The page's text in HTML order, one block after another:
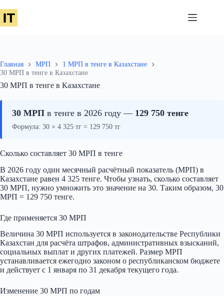
сути
Главная МРП
1 МРП в тенге в Казахстане
30 МРП в тенге в Казахстане
30 МРП в тенге в Казахстане
30 МРП в тенге в 2026 году — 129 750 тенге
Формула: 30 × 4 325 тг = 129 750 тг
Сколько составляет 30 МРП в тенге
В 2026 году один месячный расчётный показатель (МРП) в
Казахстане равен 4 325 тенге. Чтобы узнать, сколько составляет
30 МРП, нужно умножить это значение на 30. Таким образом, 30
МРП = 129 750 тенге.
Где применяется 30 МРП
Величина 30 МРП используется в законодательстве Республики
Казахстан для расчёта штрафов, административных взысканий,
социальных выплат и других платежей. Размер МРП
устанавливается ежегодно законом о республиканском бюджете
и действует с 1 января по 31 декабря текущего года.
Изменение 30 МРП по годам